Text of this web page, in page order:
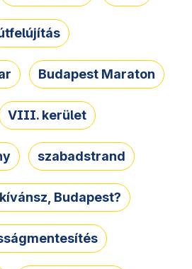
Budapest Maraton
VIII. kerület
szabadstrand
Budapest?